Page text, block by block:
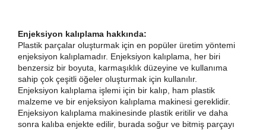
Enjeksiyon kalıplama hakkında:
Plastik parçalar oluşturmak için en popüler üretim yöntemi
enjeksiyon kalıplamadır. Enjeksiyon kalıplama, her biri
benzersiz bir boyuta, karmaşıklık düzeyine ve kullanıma
sahip çok çeşitli öğeler oluşturmak için kullanılır.
Enjeksiyon kalıplama işlemi için bir kalıp, ham plastik
malzeme ve bir enjeksiyon kalıplama makinesi gereklidir.
Enjeksiyon kalıplama makinesinde plastik eritilir ve daha
sonra kalıba enjekte edilir, burada soğur ve bitmiş parçayı